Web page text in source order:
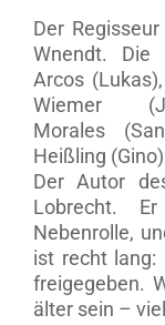
Der
Wnendt. Die
Arcos
Wiemer
Morales
Heißling
Der Autor
Lobrecht.
Nebenrolle,
ist recht lang:
freigegeben.
älter sein –